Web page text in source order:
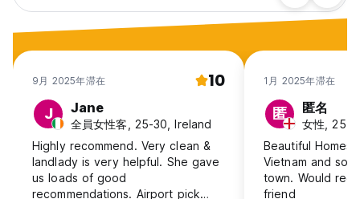
9月 2025年滞在 10
J Jane
全員女性客, 25-30, Ireland
Highly recommend. Very clean &
landlady is very helpful. She gave
us loads of good
recommendations. Airport pick
1月 2025年滞在
匿 匿名
女性, 25-
Beautiful
Vietnam and so
town. Would
friend